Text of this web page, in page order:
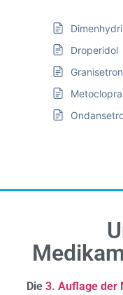
Droperidol
Granisetron
Die 3. Auflage der